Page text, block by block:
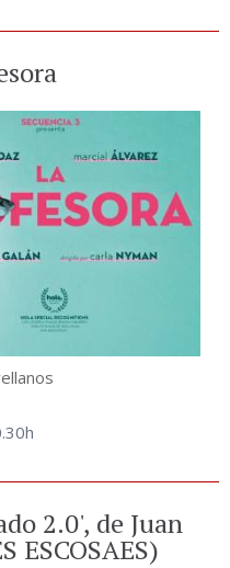
2.0', de Juan
ESCOSAES)